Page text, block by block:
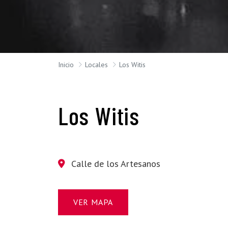
Inicio Locales Los Witis
Los Witis
Calle de los Artesanos
VER MAPA